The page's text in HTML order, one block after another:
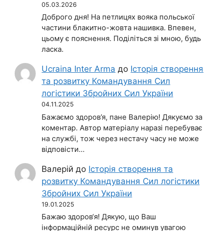
05.03.2026
Доброго дня! На петлицях вояка польської
частини блакитно-жовта нашивка. Впевен,
цьому є пояснення. Поділіться зі мною, будь
ласка.
Ucraina Inter Arma до Історія створення
та розвитку Командування Сил
логістики Збройних Сил України
04.11.2025
Бажаємо здоров’я, пане Валерію! Дякуємо за
коментар. Автор матеріалу наразі перебуває
на службі, тож через нестачу часу не може
відповісти…
Валерій до Історія створення та
розвитку Командування Сил логістики
Збройних Сил України
19.01.2025
Бажаю здоров‘я! Дякую, що Ваш
інформаційній ресурс не оминув увагою